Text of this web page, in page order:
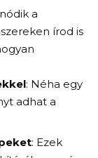
a
írod is
: Néha egy
adhat a
: Ezek